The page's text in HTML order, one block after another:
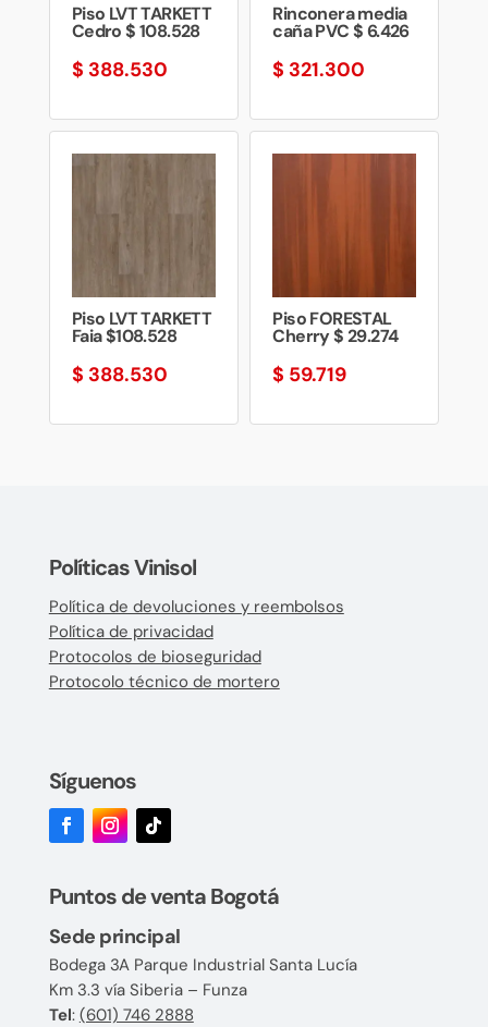
Piso LVT TARKETT
Cedro $ 108.528
$ 388.530
Rinconera media
caña PVC $ 6.426
$ 321.300
Piso LVT TARKETT
Faia $108.528
$ 388.530
Piso FORESTAL
Cherry $ 29.274
$ 59.719
Políticas Vinisol
Política de devoluciones y reembolsos
Política de privacidad
Protocolos de bioseguridad
Protocolo técnico de mortero
Síguenos
Puntos de venta Bogotá
Sede principal
Bodega 3A Parque Industrial Santa Lucía
Km 3.3 vía Siberia – Funza
Tel: (601) 746 2888